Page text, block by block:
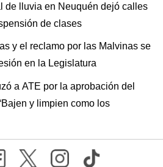
de lluvia en Neuquén dejó calles
de clases
y el reclamo por las Malvinas se
en la Legislatura
a ATE por la aprobación del
y limpien como los